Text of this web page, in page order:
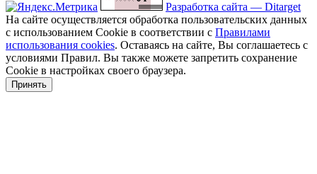
Разработка сайта — Ditarget
На сайте осуществляется обработка пользовательских данных
с использованием Cookie в соответствии с Правилами
использования cookies. Оставаясь на сайте, Вы соглашаетесь с
условиями Правил. Вы также можете запретить сохранение
Cookie в настройках своего браузера.
Принять